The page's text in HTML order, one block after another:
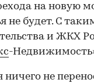
на новую
не будет. С
и ЖКХ
-
ничего не